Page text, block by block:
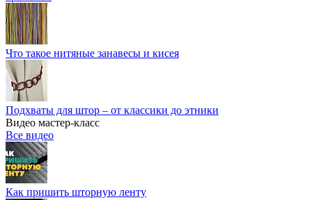
Что такое нитяные занавесы и кисея
Подхваты для штор – от классики до этники
Видео мастер-класс
Все видео
Как пришить шторную ленту